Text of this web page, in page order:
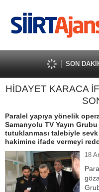
SON
HİDAYET KARACA
Paralel yapıya yönelik
Samanyolu TV Yayın
tutuklanması talebiyle
hakimine ifade vermeyi
18